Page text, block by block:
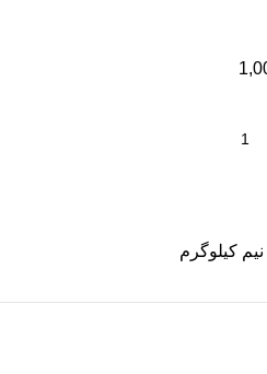
نیم کیلوگرم